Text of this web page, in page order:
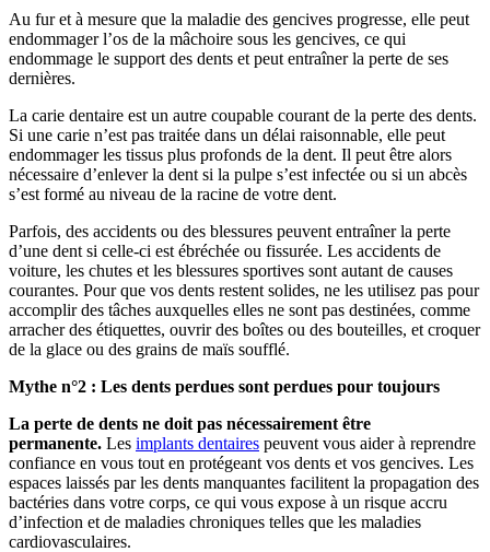
Au fur et à mesure que la maladie des gencives progresse, elle peut
endommager l’os de la mâchoire sous les gencives, ce qui
endommage le support des dents et peut entraîner la perte de ses
dernières.
La carie dentaire est un autre coupable courant de la perte des dents.
Si une carie n’est pas traitée dans un délai raisonnable, elle peut
endommager les tissus plus profonds de la dent. Il peut être alors
nécessaire d’enlever la dent si la pulpe s’est infectée ou si un abcès
s’est formé au niveau de la racine de votre dent.
Parfois, des accidents ou des blessures peuvent entraîner la perte
d’une dent si celle-ci est ébréchée ou fissurée. Les accidents de
voiture, les chutes et les blessures sportives sont autant de causes
courantes. Pour que vos dents restent solides, ne les utilisez pas pour
accomplir des tâches auxquelles elles ne sont pas destinées, comme
arracher des étiquettes, ouvrir des boîtes ou des bouteilles, et croquer
de la glace ou des grains de maïs soufflé.
Mythe n°2 : Les dents perdues sont perdues pour toujours
La perte de dents ne doit pas nécessairement être
permanente. Les implants dentaires peuvent vous aider à reprendre
confiance en vous tout en protégeant vos dents et vos gencives. Les
espaces laissés par les dents manquantes facilitent la propagation des
bactéries dans votre corps, ce qui vous expose à un risque accru
d’infection et de maladies chroniques telles que les maladies
cardiovasculaires.